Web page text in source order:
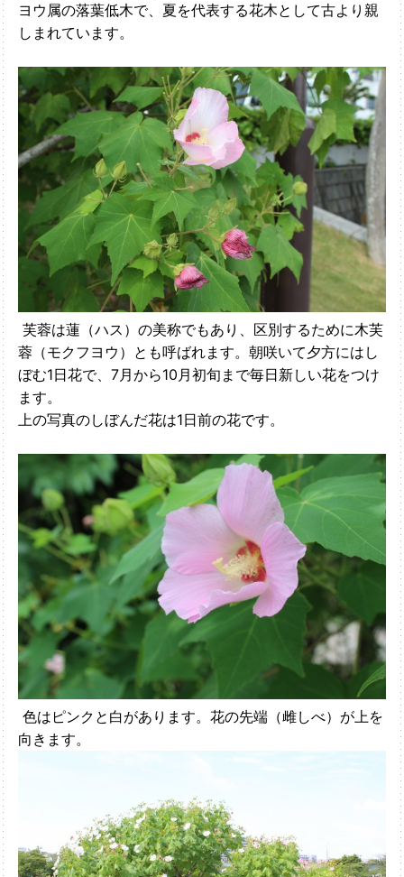
ヨウ属の落葉低木で、夏を代表する花木として古より親
しまれています。
芙蓉は蓮（ハス）の美称でもあり、区別するために木芙
蓉（モクフヨウ）とも呼ばれます。朝咲いて夕方にはし
ぼむ1日花で、7月から10月初旬まで毎日新しい花をつけ
ます。
上の写真のしぼんだ花は1日前の花です。
色はピンクと白があります。花の先端（雌しべ）が上を
向きます。